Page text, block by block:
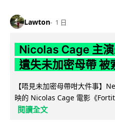
Lawton 1 日
Nicolas Cage 主
遺失未加密母帶 被
【唔見未加密母帶咁大件事】
映的 Nicolas Cage 電影《
閱讀全文